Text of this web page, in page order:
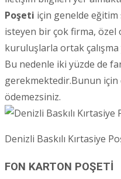
Poşeti için genelde
isteyen bir çok firma,
kuruluşlarla ortak
Bu nedenle iki yüzde de
gerekmektedir.Bunun için
ödemezsiniz.
Denizli Baskılı Kırtasiye
FON KARTON POŞETİ